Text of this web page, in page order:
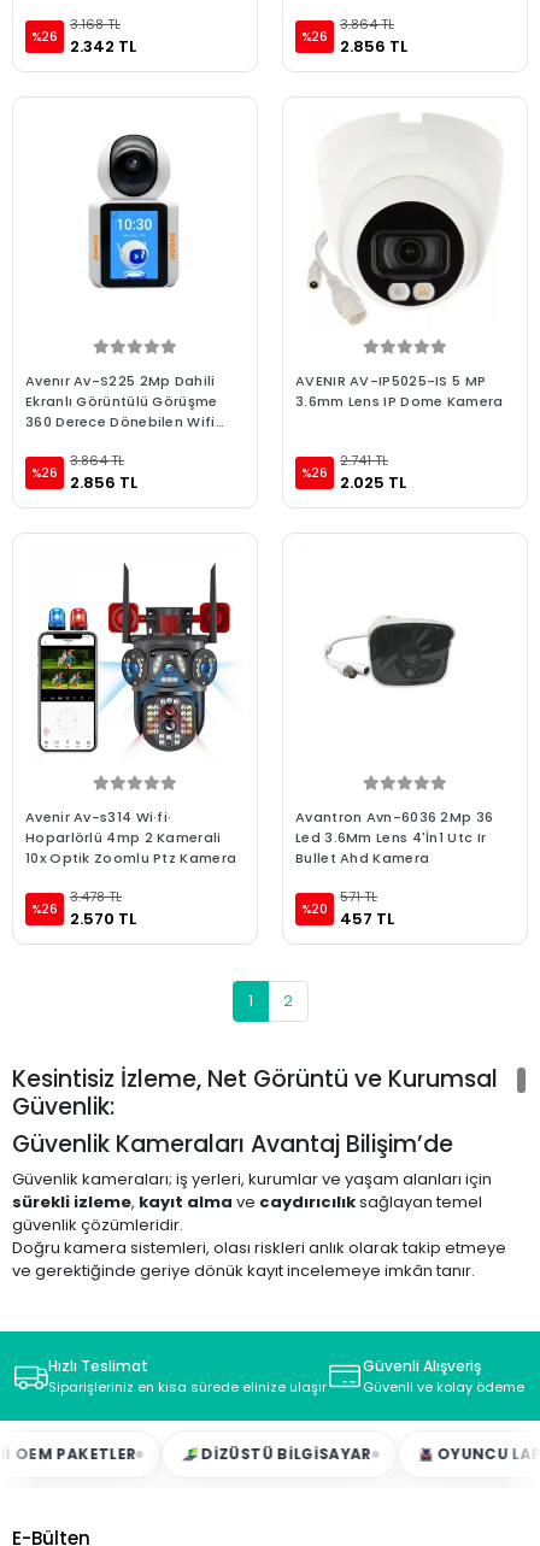
%26
3.168 TL
2.342 TL %26
3.864 TL
2.856 TL
Avenır Av-S225 2Mp Dahili
Ekranlı Görüntülü Görüşme
360 Derece Dönebilen Wifi
%26
3.864 TL
2.856 TL
AVENIR AV-IP5025-IS 5 MP
3.6mm Lens IP Dome Kamera
%26
2.741 TL
2.025 TL
Avenir Av-s314 Wi·fi·
Hoparlörlü 4mp 2 Kamerali
10x Optik Zoomlu Ptz Kamera
%26
3.478 TL
2.570 TL
Avantron Avn-6036 2Mp 36
Led 3.6Mm Lens 4'İn1 Utc Ir
Bullet Ahd Kamera
%20
571 TL
457 TL
1 2
Kesintisiz İzleme, Net Görüntü ve Kurumsal
Güvenlik:
Güvenlik Kameraları Avantaj Bilişim’de
Güvenlik kameraları; iş yerleri, kurumlar ve yaşam alanları için
sürekli izleme, kayıt alma ve caydırıcılıksağlayan temel
güvenlik çözümleridir.
Doğru kamera sistemleri, olası riskleri anlık olarak takip etmeye
ve gerektiğinde geriye dönük kayıt incelemeye imkân tanır.
kullanılan güvenlik kameraları; hem fiziksel varlıkların korunmasını
hem de operasyonel kontrolü destekler.
Avantaj BilişimGüvenlik Kameraları kategorisinde,
kamera çözümlerini bulabilirsiniz.
Tüm ürünler gerçek stoktan, hızlı kargo ve teknik destek
Hızlı Teslimat
Siparişleriniz en kısa sürede elinize ulaşır
Güvenli Alışveriş
Güvenli ve kolay ödeme
DIZÜSTÜ BILGISAYAR OYUNCU LAPTOP
E-Bülten